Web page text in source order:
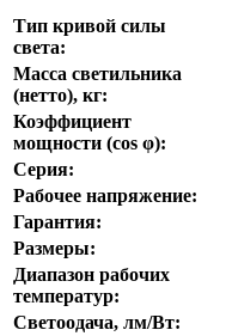
Тип кривой силы
света:
Масса светильника
(нетто), кг:
Коэффициент
мощности (cos φ):
Серия:
Рабочее напряжение:
Гарантия:
Размеры:
Диапазон рабочих
температур:
Светоодача, лм/Вт: